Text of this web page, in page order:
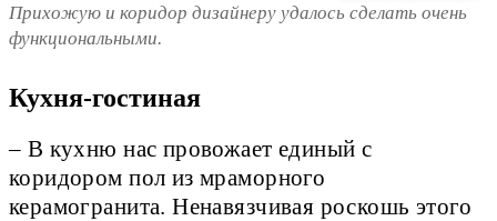
Прихожую и коридор дизайнеру удалось сделать очень
функциональными.
Кухня-гостиная
– В кухню нас провожает единый с
коридором пол из мраморного
керамогранита. Ненавязчивая роскошь этого